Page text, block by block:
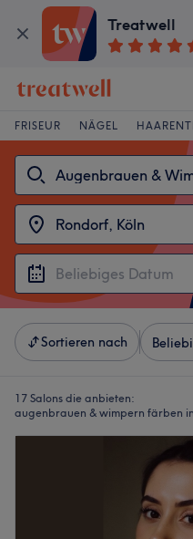
Treatwell
FRISEUR NÄGEL
Sortieren nach
17 Salons die anbieten:
augenbrauen & wimpern färben